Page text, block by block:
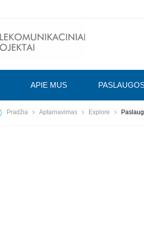
APIE MUS
Pradžia Aptarnavimas Explore